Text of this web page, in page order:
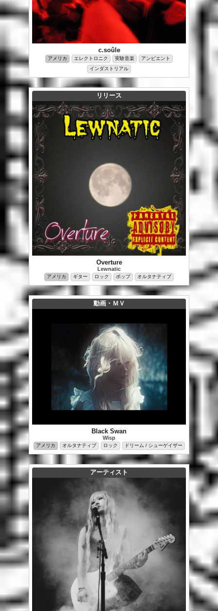
c.soûle
アメリカ エレクトロニク 実験音楽
アンビエント
インダストリアル
リリース
Overture
Lewnatic
アメリカ ギター ロック ポップ オルタナティブ
動画・ＭＶ
Black Swan
Wisp
アメリカ オルタナティブ ロック ドリーム / シューゲイザー
アーティスト